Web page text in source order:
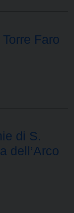
Faro
di S.
dell’Arco